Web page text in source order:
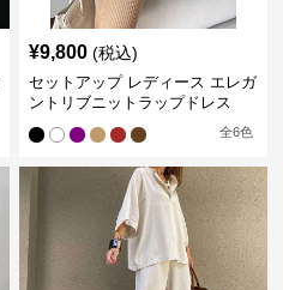
¥9,800 (税込)
セットアップ レディース エレガ
ントリブニットラップドレス
全6色